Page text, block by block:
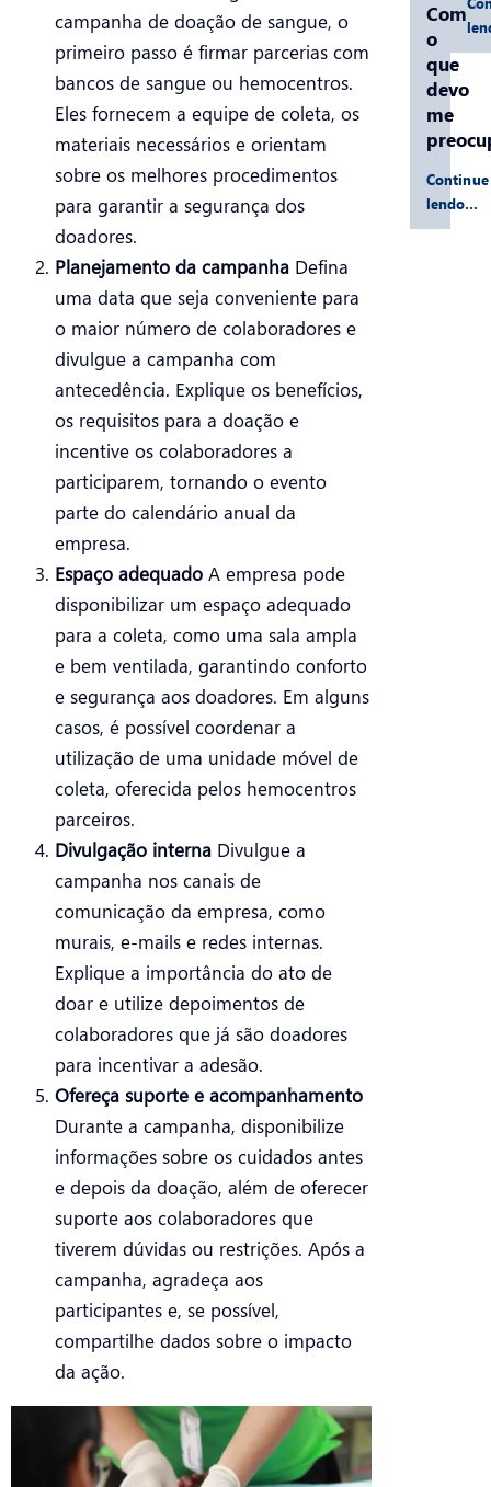
campanha de doação de sangue, o
primeiro passo é firmar parcerias com
bancos de sangue ou hemocentros.
Eles fornecem a equipe de coleta, os
materiais necessários e orientam
sobre os melhores procedimentos
para garantir a segurança dos
doadores.
Planejamento da campanhaDefina
uma data que seja conveniente para
o maior número de colaboradores e
divulgue a campanha com
antecedência. Explique os benefícios,
os requisitos para a doação e
incentive os colaboradores a
participarem, tornando o evento
parte do calendário anual da
empresa.
Espaço adequadoA empresa pode
disponibilizar um espaço adequado
para a coleta, como uma sala ampla
e bem ventilada, garantindo conforto
e segurança aos doadores. Em alguns
casos, é possível coordenar a
utilização de uma unidade móvel de
coleta, oferecida pelos hemocentros
parceiros.
Divulgação internaDivulgue a
campanha nos canais de
comunicação da empresa, como
murais, e-mails e redes internas.
Explique a importância do ato de
doar e utilize depoimentos de
colaboradores que já são doadores
para incentivar a adesão.
Ofereça suporte e acompanhamento
Durante a campanha, disponibilize
informações sobre os cuidados antes
e depois da doação, além de oferecer
suporte aos colaboradores que
tiverem dúvidas ou restrições. Após a
campanha, agradeça aos
participantes e, se possível,
compartilhe dados sobre o impacto
da ação.
Com
o
que
devo
me
Continue
lendo…